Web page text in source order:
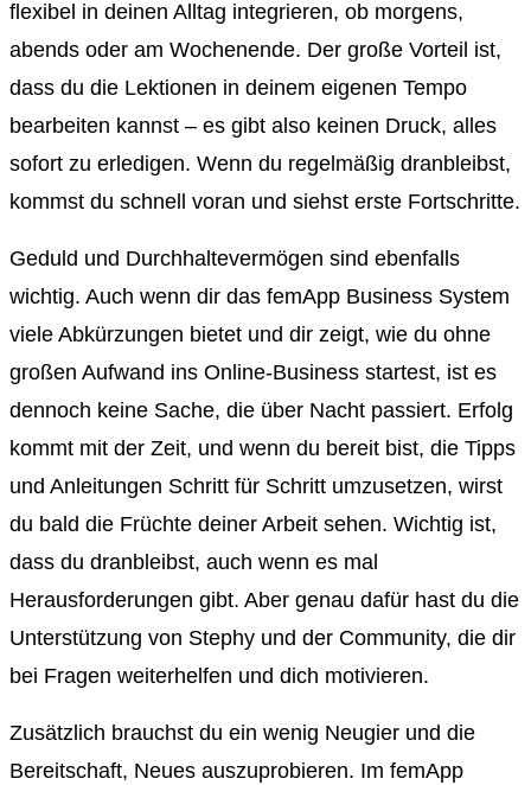
flexibel in deinen Alltag integrieren, ob morgens,
abends oder am Wochenende. Der große Vorteil ist,
dass du die Lektionen in deinem eigenen Tempo
bearbeiten kannst – es gibt also keinen Druck, alles
sofort zu erledigen. Wenn du regelmäßig dranbleibst,
kommst du schnell voran und siehst erste Fortschritte.
Geduld und Durchhaltevermögen sind ebenfalls
wichtig. Auch wenn dir das femApp Business System
viele Abkürzungen bietet und dir zeigt, wie du ohne
großen Aufwand ins Online-Business startest, ist es
dennoch keine Sache, die über Nacht passiert. Erfolg
kommt mit der Zeit, und wenn du bereit bist, die Tipps
und Anleitungen Schritt für Schritt umzusetzen, wirst
du bald die Früchte deiner Arbeit sehen. Wichtig ist,
dass du dranbleibst, auch wenn es mal
Herausforderungen gibt. Aber genau dafür hast du die
Unterstützung von Stephy und der Community, die dir
bei Fragen weiterhelfen und dich motivieren.
Zusätzlich brauchst du ein wenig Neugier und die
Bereitschaft, Neues auszuprobieren. Im femApp